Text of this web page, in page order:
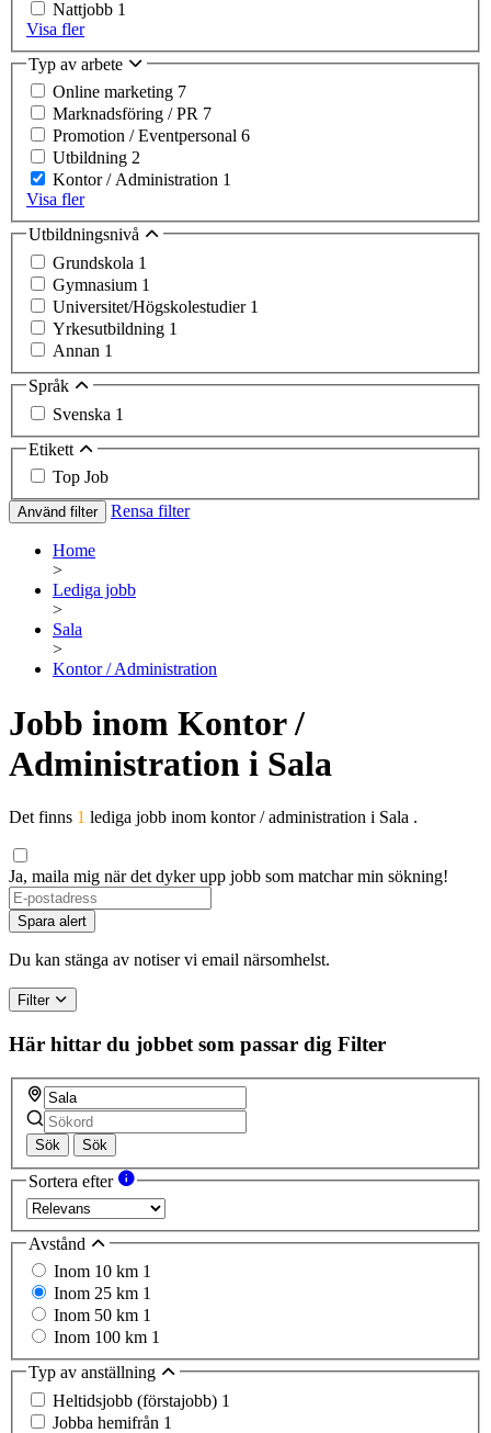
Nattjobb 1
Visa fler
Typ av arbete
Online marketing 7
Marknadsföring / PR 7
Promotion / Eventpersonal 6
Utbildning 2
Kontor / Administration 1
Visa fler
Utbildningsnivå
Grundskola 1
Gymnasium 1
Universitet/Högskolestudier 1
Yrkesutbildning 1
Annan 1
Språk
Svenska 1
Etikett
Top Job
Använd filter Rensa filter
Home
>
Lediga jobb
>
Sala
>
Kontor / Administration
Jobb inom Kontor /
Administration i Sala
Det finns 1 lediga jobb inom kontor / administration i Sala .
Ja, maila mig när det dyker upp jobb som matchar min sökning!
Spara alert
Du kan stänga av notiser vi email närsomhelst.
Filter
Här hittar du jobbet som passar dig Filter
Sök Sök
Sortera efter
Avstånd
Inom 10 km 1
Inom 25 km 1
Inom 50 km 1
Inom 100 km 1
Typ av anställning
Heltidsjobb (förstajobb) 1
Jobba hemifrån 1